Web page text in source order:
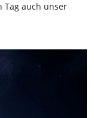
Tag auch unser